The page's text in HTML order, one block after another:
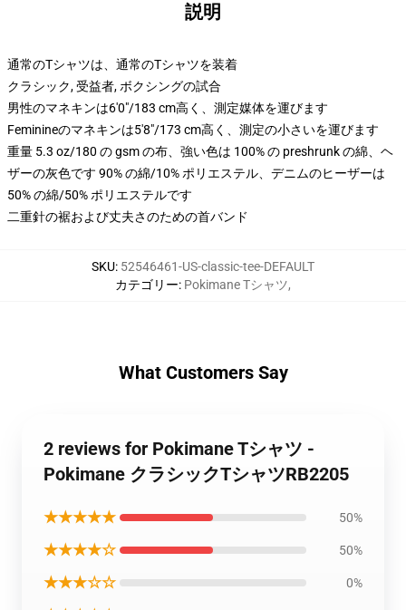
説明
通常のTシャツは、通常のTシャツを装着
クラシック, 受益者, ボクシングの試合
男性のマネキンは6'0"/183 cm高く、測定媒体を運びます
Feminineのマネキンは5'8"/173 cm高く、測定の小さいを運びます
重量 5.3 oz/180 の gsm の布、強い色は 100% の preshrunk の綿、ヘ
ザーの灰色です 90% の綿/10% ポリエステル、デニムのヒーザーは
50% の綿/50% ポリエステルです
二重針の裾および丈夫さのための首バンド
SKU: 52546461-US-classic-tee-DEFAULT
カテゴリー: Pokimane Tシャツ,
What Customers Say
2 reviews for Pokimane Tシャツ -
Pokimane クラシックTシャツRB2205
★★★★★ 50%
★★★★☆ 50%
★★★☆☆ 0%